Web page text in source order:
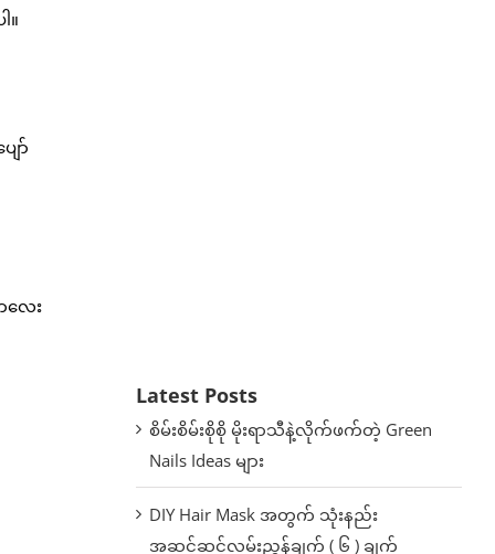
။
ော်
လေး
Latest Posts
စိမ်းစိမ်းစိုစို မိုးရာသီနဲ့လိုက်ဖက်တဲ့ Green
Nails Ideas များ
DIY Hair Mask အတွက် သုံးနည်း
အဆင့်ဆင့်လမ်းညွှန်ချက် ( ၆ ) ချက်